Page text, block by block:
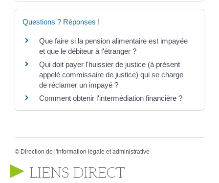
Questions ? Réponses !
Que faire si la pension alimentaire est impayée
et que le débiteur à l'étranger ?
Qui doit payer l'huissier de justice (à présent
appelé commissaire de justice) qui se charge
de réclamer un impayé ?
Comment obtenir l'intermédiation financière ?
© Direction de l'information légale et administrative
LIENS DIRECT